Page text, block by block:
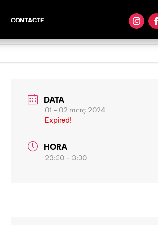
CONTACTE
DATA
01 - 02 març 2024
Expired!
HORA
23:30 - 3:00